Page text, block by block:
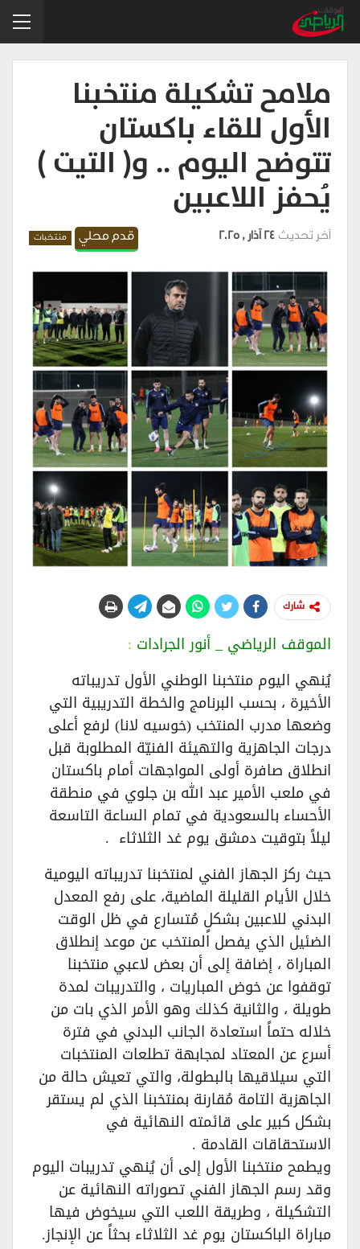
ملامح تشكيلة منتخبنا
الأول للقاء باكستان
تتوضح اليوم .. و( التيت )
يُحفز اللاعبين
قدم محلي منتخبات آخر تحديث24 آذار , 2025
شارك
الموقف الرياضي _ أنور الجرادات:
يُنهي اليوم منتخبنا الوطني الأول تدريباته
الأخيرة ، بحسب البرنامج والخطة التدريبية التي
وضعها مدرب المنتخب (خوسيه لانا) لرفع أعلى
درجات الجاهزية والتهيئة الفنيّة المطلوبة قبل
انطلاق صافرة أولى المواجهات أمام باكستان
في ملعب الأمير عبد الله بن جلوي في منطقة
الأحساء بالسعودية في تمام الساعة التاسعة
ليلاً بتوقيت دمشق يوم غد الثلاثاء .
حيث ركز الجهاز الفني لمنتخبنا تدريباته اليومية
خلال الأيام القليلة الماضية، على رفع المعدل
البدني للاعبين بشكلٍ مُتسارع في ظل الوقت
الضئيل الذي يفصل المنتخب عن موعد إنطلاق
المباراة ، إضافة إلى أن بعض لاعبي منتخبنا
توقفوا عن خوض المباريات ، والتدريبات لمدة
طويلة ، والثانية كذلك وهو الأمر الذي بات من
خلاله حتماً استعادة الجانب البدني في فترة
أسرع عن المعتاد لمجابهة تطلعات المنتخبات
التي سيلاقيها بالبطولة، والتي تعيش حالة من
الجاهزية التامة مُقارنة بمنتخبنا الذي لم يستقر
بشكل كبير على قائمته النهائية في
الاستحقاقات القادمة .
ويطمح منتخبنا الأول إلى أن يُنهي تدريبات اليوم
وقد رسم الجهاز الفني تصوراته النهائية عن
التشكيلة ، وطريقة اللعب التي سيخوض فيها
مباراة الباكستان يوم غد الثلاثاء بحثاً عن الإنجاز.